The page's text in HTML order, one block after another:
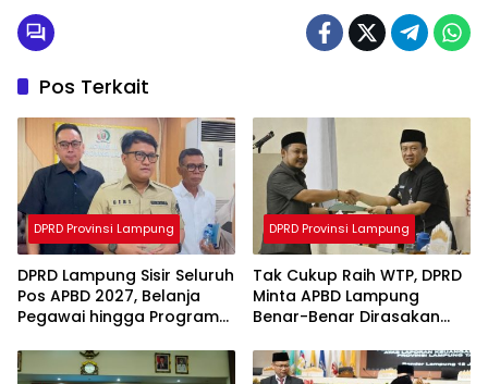
Pos Terkait
DPRD Provinsi Lampung
DPRD Lampung Sisir Seluruh
Pos APBD 2027, Belanja
Pegawai hingga Program
Evaluasi
DPRD Provinsi Lampung
Tak Cukup Raih WTP, DPRD
Minta APBD Lampung
Benar-Benar Dirasakan